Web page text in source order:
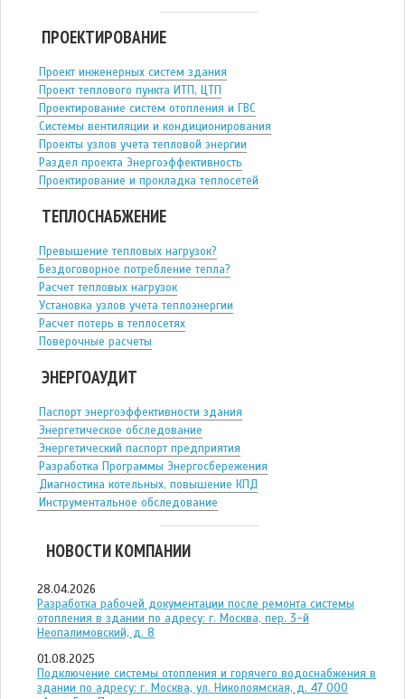
ПРОЕКТИРОВАНИЕ
Проект инженерных систем здания
Проект теплового пункта ИТП, ЦТП
Проектирование систем отопления и ГВС
Системы вентиляции и кондиционирования
Проекты узлов учета тепловой энергии
Раздел проекта Энергоэффективность
Проектирование и прокладка теплосетей
ТЕПЛОСНАБЖЕНИЕ
Превышение тепловых нагрузок?
Бездоговорное потребление тепла?
Расчет тепловых нагрузок
Установка узлов учета теплоэнергии
Расчет потерь в теплосетях
Поверочные расчеты
ЭНЕРГОАУДИТ
Паспорт энергоэффективности здания
Энергетическое обследование
Энергетический паспорт предприятия
Разработка Программы Энергосбережения
Диагностика котельных, повышение КПД
Инструментальное обследование
НОВОСТИ КОМПАНИИ
28.04.2026
Разработка рабочей документации после ремонта системы
отопления в здании по адресу: г. Москва, пер. 3-й
Неопалимовский, д. 8
01.08.2025
Подключение системы отопления и горячего водоснабжения в
здании по адресу: г. Москва, ул. Николоямская, д. 47 ООО